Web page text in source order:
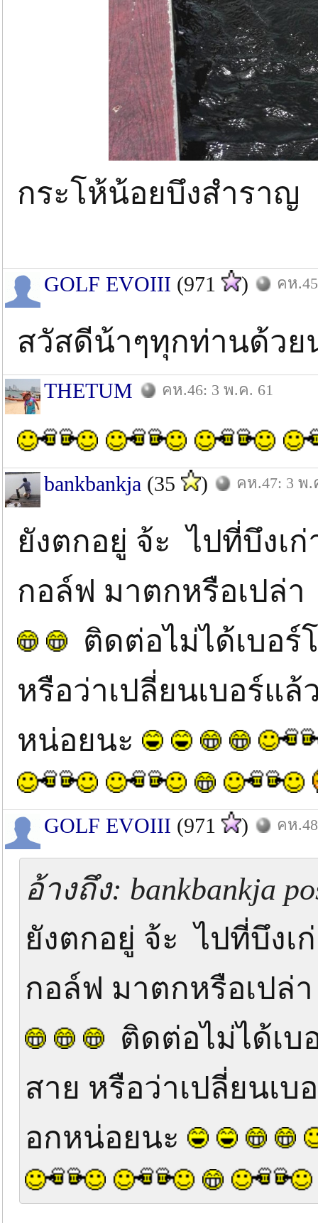
กระโห้น้อยบึงสำราญ
GOLF EVOIII (971 ) คห
สวัสดีน้าๆทุกท่านด้วย
THETUM คห.46: 3 พ.ค. 61
bankbankja (35 ) คห.47: 3 พ.
ยังตกอยู่ จ้ะ ไปที่บึงเ
กอล์ฟ มาตกหรือเปล่
ติดต่อไม่ได้เบอ
หรือว่าเปลี่ยนเบอร์แล้
หน่อยนะ
GOLF EVOIII (971 ) คห
อ้างถึง: bankbankja
ยังตกอยู่ จ้ะ ไปที่บึงเ
กอล์ฟ มาตกหรือเปล่
ติดต่อไม่ได้เบ
สาย หรือว่าเปลี่ยนเบ
อกหน่อยนะ